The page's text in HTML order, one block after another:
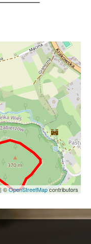
| ©OpenStreetMapcontributors